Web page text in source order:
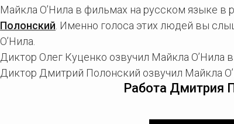
Майкла О’Нила в фильмах на русском языке в
Полонский . Именно голоса этих людей вы
О’Нила.
Диктор Олег Куценко озвучил Майкла О’Нила
Диктор Дмитрий Полонский озвучил Майкла
Работа Дмитрия